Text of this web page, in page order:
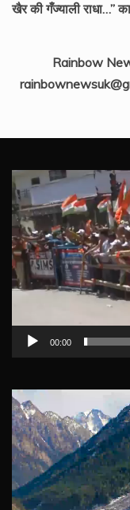
खैर की गँज्याली राधा…”
Rainbow
Video
Player
00:00
Video
Player